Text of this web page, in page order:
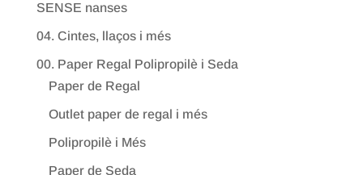
SENSE nanses
04. Cintes, llaços i més
00. Paper Regal Polipropilè i Seda
Paper de Regal
Outlet paper de regal i més
Polipropilè i Més
Paper de Seda